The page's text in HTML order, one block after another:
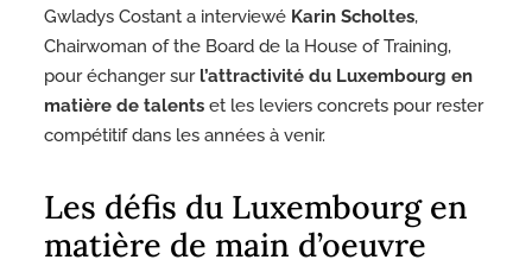
Gwladys Costant a interviewé Karin Scholtes,
Chairwoman of the Board de la House of Training,
pour échanger sur l’attractivité du Luxembourg en
matière de talentset les leviers concrets pour rester
compétitif dans les années à venir.
Les défis du Luxembourg en
matière de main d’oeuvre